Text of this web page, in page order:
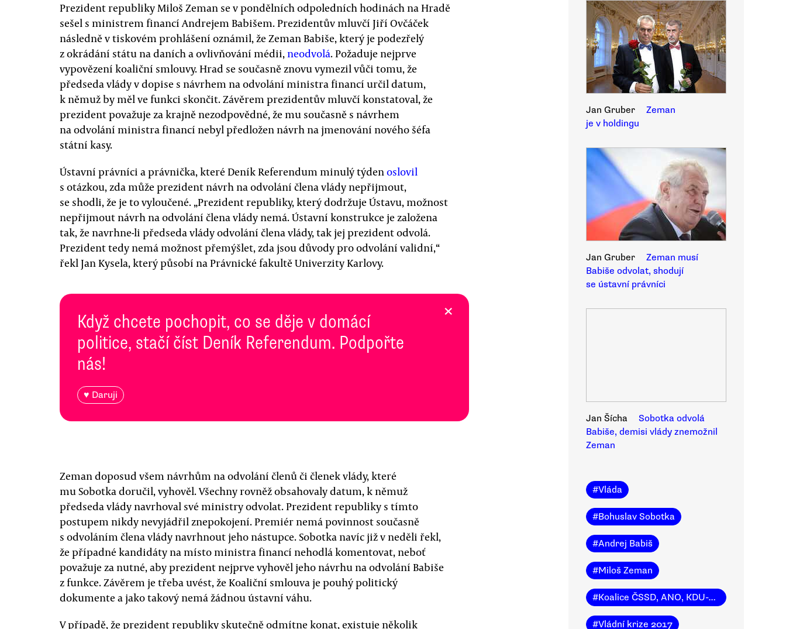
Prezident republiky Miloš Zeman se v pondělních odpoledních hodinách na Hradě
sešel s ministrem financí Andrejem Babišem. Prezidentův mluvčí Jiří Ovčáček
následně v tiskovém prohlášení oznámil, že Zeman Babiše, který je podezřelý
z okrádání státu na daních a ovlivňování médii,neodvolá. Požaduje nejprve
vypovězení koaliční smlouvy. Hrad se současně znovu vymezil vůči tomu, že
předseda vlády v dopise s návrhem na odvolání ministra financí určil datum,
k němuž by měl ve funkci skončit. Závěrem prezidentův mluvčí konstatoval, že
prezident považuje za krajně nezodpovědné, že mu současně s návrhem
na odvolání ministra financí nebyl předložen návrh na jmenování nového šéfa
státní kasy.
Ústavní právníci a právnička, které Deník Referendum minulý týdenoslovil
s otázkou, zda může prezident návrh na odvolání člena vlády nepřijmout,
se shodli, že je to vyloučené. „Prezident republiky, který dodržuje Ústavu, možnost
nepřijmout návrh na odvolání člena vlády nemá. Ústavní konstrukce je založena
tak, že navrhne-li předseda vlády odvolání člena vlády, tak jej prezident odvolá.
Prezident tedy nemá možnost přemýšlet, zda jsou důvody pro odvolání validní,“
řekl Jan Kysela, který působí na Právnické fakultě Univerzity Karlovy.
Když chcete pochopit, co se děje v domácí
politice, stačí číst Deník Referendum. Podpořte
nás!
♥ Daruji
×
Zeman doposud všem návrhům na odvolání členů či členek vlády, které
mu Sobotka doručil, vyhověl. Všechny rovněž obsahovaly datum, k němuž
předseda vlády navrhoval své ministry odvolat. Prezident republiky s tímto
postupem nikdy nevyjádřil znepokojení. Premiér nemá povinnost současně
s odvoláním člena vlády navrhnout jeho nástupce. Sobotka navíc již v neděli řekl,
že případné kandidáty na místo ministra financí nehodlá komentovat, neboť
považuje za nutné, aby prezident nejprve vyhověl jeho návrhu na odvolání Babiše
z funkce. Závěrem je třeba uvést, že Koaliční smlouva je pouhý politický
dokumente a jako takový nemá žádnou ústavní váhu.
V případě, že prezident republiky skutečně odmítne konat, existuje několik
Jan Gruber
Zeman
je v holdingu
Jan Gruber
Zeman musí
Babiše odvolat, shodují
se ústavní právníci
Jan Šícha
Sobotka odvolá
Babiše, demisi vlády znemožnil
Zeman
#Vláda
#Bohuslav Sobotka
#Andrej Babiš
#Miloš Zeman
#Koalice ČSSD, ANO, KDU-ČSL
#Vládní krize 2017